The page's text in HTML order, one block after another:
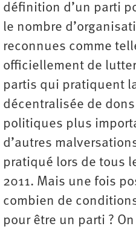
définition d’un parti
le nombre
reconnues comme
officiellement de
partis qui pratiquent
décentralisée de
politiques plus
d’autres
pratiqué lors de tous
2011. Mais une fois
combien de
pour être un parti ?